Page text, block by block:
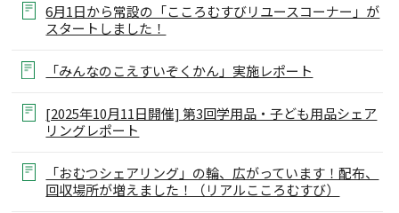
6月1日から常設の「こころむすびリユースコーナー」が
スタートしました！
「みんなのこえすいぞくかん」実施レポート
[2025年10月11日開催] 第3回学用品・子ども用品シェア
リングレポート
「おむつシェアリング」の輪、広がっています！配布、
回収場所が増えました！（リアルこころむすび）